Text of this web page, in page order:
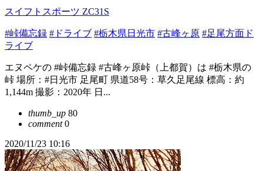
スイフトスポーツ ZC31S
#峠備忘録 #ドライブ #栃木県日光市 #古峰ヶ原 #足尾方面ド
ライブ
エヌペケの #峠備忘録 #古峰ヶ原峠（上都賀）は #栃木県の
峠 場所：#日光市 足尾町 県道58号：草久足尾線 標高：約
1,144m 撮影：2020年 日...
thumb_up 80
comment0
2020/11/23 10:16